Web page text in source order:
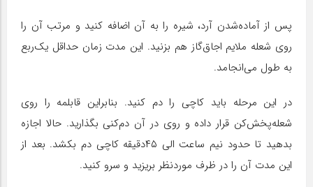
پس از آماده‌شدن آرد، شیره را به آن اضافه کنید و مرتب آن را
روی شعله ملایم اجاق‌گاز هم بزنید. این مدت زمان حداقل یک‌ربع
به طول می‌انجامد.
در این مرحله باید کاچی را دم کنید. بنابراین قابلمه را روی
شعله‌پخش‌کن قرار داده و روی در آن دم‌کنی بگذارید. حالا اجازه
بدهید تا حدود نیم ساعت الی ۴۵دقیقه کاچی دم بکشد. بعد از
این مدت آن را در ظرف موردنظر بریزید و سرو کنید.